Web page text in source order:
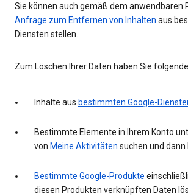
Sie können auch gemäß dem anwendbaren
Anfrage zum Entfernen von Inhalten aus
Diensten stellen.
Zum Löschen Ihrer Daten haben Sie
Inhalte aus bestimmten Google-
Bestimmte Elemente in Ihrem Konto
von Meine Aktivitäten suchen und dann
Bestimmte Google-Produkte
diesen Produkten verknüpften Daten